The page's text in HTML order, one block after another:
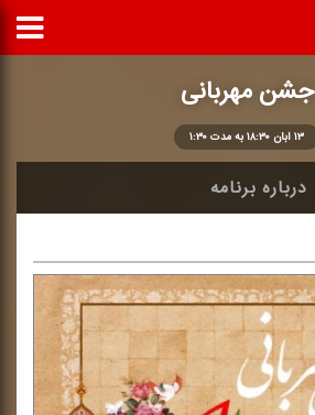
جشن مهربانی
۱۳ آبان ۱۸:۳۰ به مدت ۱:۳۰
درباره برنامه